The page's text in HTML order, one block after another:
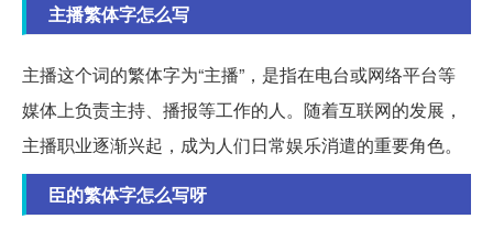
主播繁体字怎么写
主播这个词的繁体字为“主播”，是指在电台或网络平台等
媒体上负责主持、播报等工作的人。随着互联网的发展，
主播职业逐渐兴起，成为人们日常娱乐消遣的重要角色。
臣的繁体字怎么写呀